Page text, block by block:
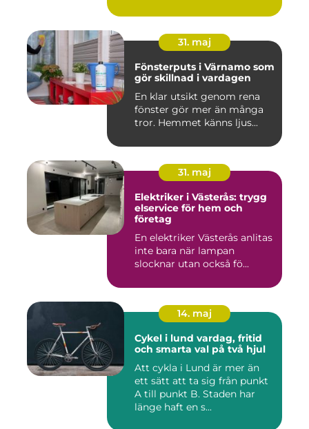
31. maj
Fönsterputs i Värnamo som
gör skillnad i vardagen
En klar utsikt genom rena
fönster gör mer än många
tror. Hemmet känns ljus...
31. maj
Elektriker i Västerås: trygg
elservice för hem och
företag
En elektriker Västerås anlitas
inte bara när lampan
slocknar utan också fö...
14. maj
Cykel i lund vardag, fritid
och smarta val på två hjul
Att cykla i Lund är mer än
ett sätt att ta sig från punkt
A till punkt B. Staden har
länge haft en s...